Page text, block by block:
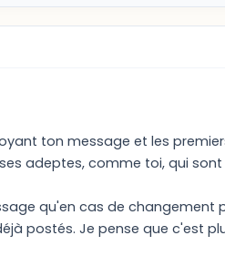
ton message et les
adeptes, comme toi, qui sont
qu'en cas de
postés. Je pense que c'est